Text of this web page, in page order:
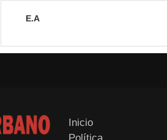
E.A
Inicio